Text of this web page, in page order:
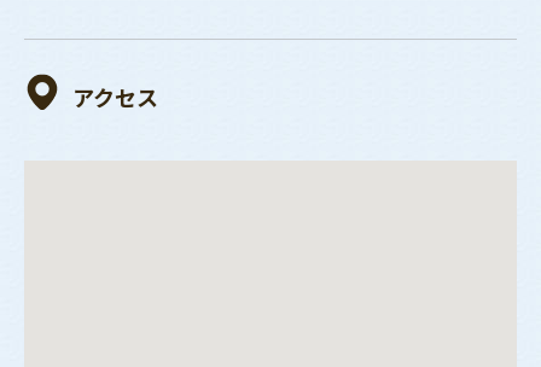
アクセス